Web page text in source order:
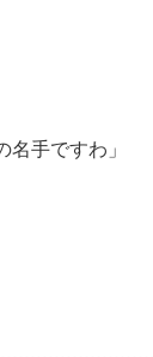
手ですわ」